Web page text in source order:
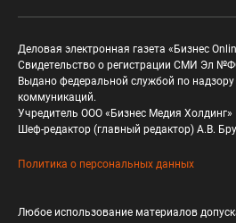
Деловая электронная газета «Бизнес
Свидетельство о регистрации СМИ Эл
Выдано федеральной службой по
коммуникаций.
Учредитель ООО «Бизнес Медия Холдинг»
Шеф-редактор (главный редактор) А.В.
Политика о персональных данных
Любое использование материалов